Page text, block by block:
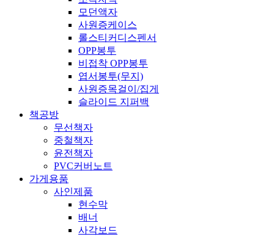
모던액자
사원증케이스
롤스티커디스펜서
OPP봉투
비접착 OPP봉투
엽서봉투(무지)
사원증목걸이/집게
슬라이드 지퍼백
책공방
무선책자
중철책자
윤전책자
PVC커버노트
가게용품
사인제품
현수막
배너
사각보드